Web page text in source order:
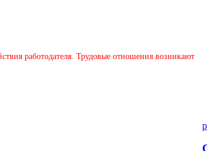
работодателя. Трудовые отношения возникают